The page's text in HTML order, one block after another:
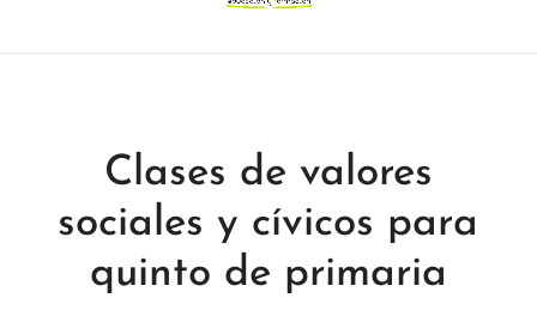
Clases de valores
sociales y cívicos para
quinto de primaria